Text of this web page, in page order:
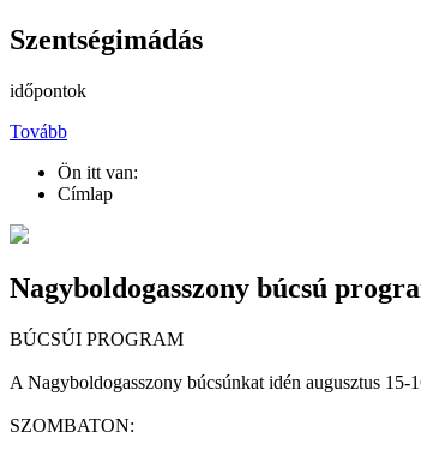
Szentségimádás
időpontok
Tovább
Ön itt van:
Címlap
Nagyboldogasszony búcsú
BÚCSÚI PROGRAM
A Nagyboldogasszony búcsúnkat idén augusztus
SZOMBATON: